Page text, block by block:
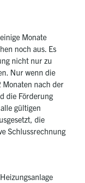
Monate
noch aus. Es
nicht nur zu
Nur wenn die
nach der
die Förderung
gültigen
die
Schlussrechnung